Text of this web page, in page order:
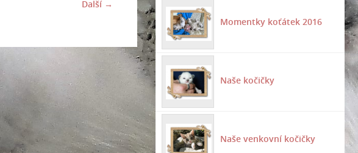
Další →
Momentky koťátek 2016
Naše kočičky
Naše venkovní kočičky